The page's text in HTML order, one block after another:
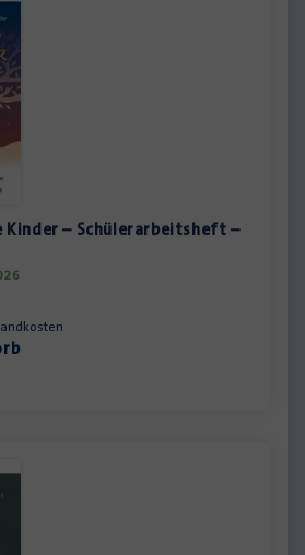
Kinder – Schülerarbeitsheft –